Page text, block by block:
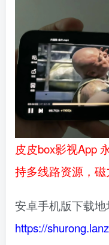
皮皮box影视App
持多线路资源，磁
安卓手机版下载地
https://